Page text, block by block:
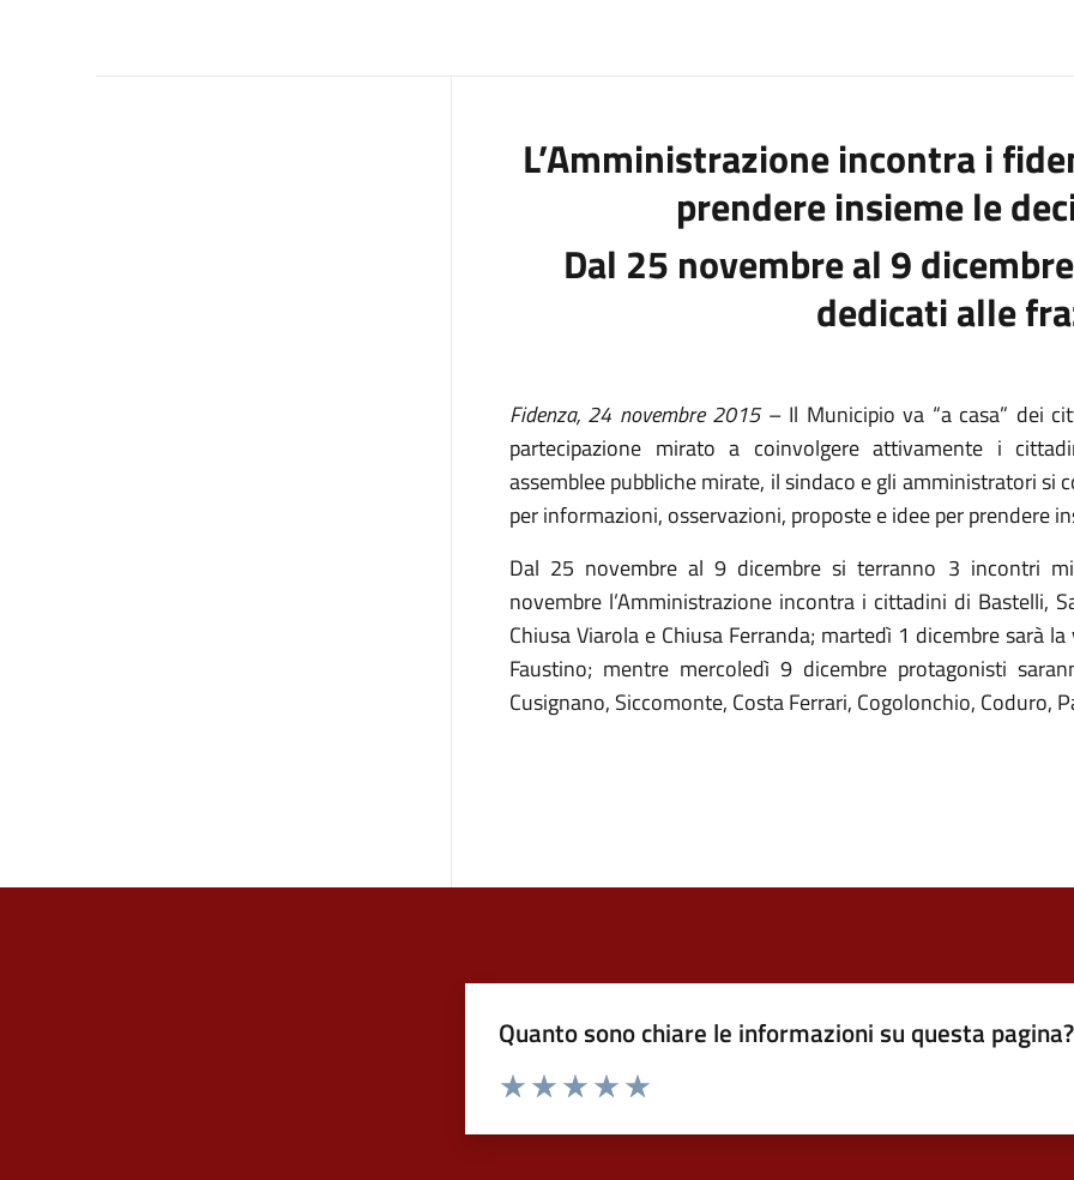
L’Amministrazione incontra i
prendere insieme le
Dal 25 novembre al 9
dedicati alle
Fidenza, 24 novembre 2015– Il Municipio va “a casa” dei
partecipazione mirato a coinvolgere attivamente i
assemblee pubbliche mirate, il sindaco e gli amministratori
per informazioni, osservazioni, proposte e idee per prendere
Dal 25 novembre al 9 dicembre si terranno 3 incontri
novembre l’Amministrazione incontra i cittadini di Bastelli,
Chiusa Viarola e Chiusa Ferranda; martedì 1 dicembre sarà
Faustino; mentre mercoledì 9 dicembre protagonisti
Cusignano, Siccomonte, Costa Ferrari, Cogolonchio, Coduro,
Quanto sono chiare le informazioni su questa pagina?
Valuta da 1 a 5 stelle la pagina